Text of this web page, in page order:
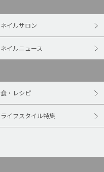
ネイルサロン
ネイルニュース
食・レシピ
ライフスタイル特集